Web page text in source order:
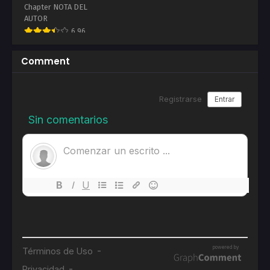
Noviembre 5, 2025
Chapter 21 Chapter 20
Agosto 9, 2025
Chapter 17
Julio 21, 2025
Chapter 16
Chapter 15
Julio 11, 2025
Chapter 14
Julio 2, 2025
Chapter 10
Chapter NOTA DEL
AUTOR
6.96
Comment